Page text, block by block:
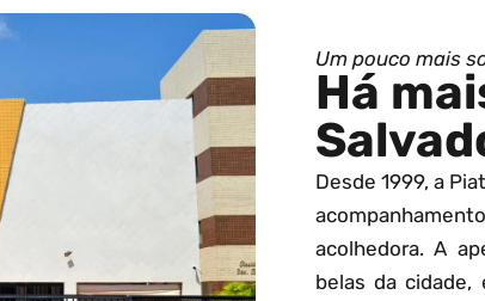
Um pouco mais
Há
Desde 1999, a
acolhedora. A
belas da cidade,